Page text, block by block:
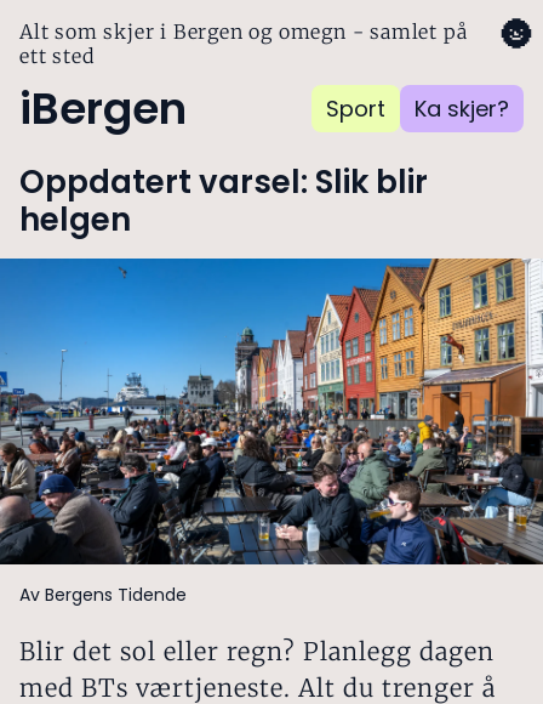
Alt som skjer i Bergen og omegn - samlet på
ett sted
iBergen Sport Ka skjer?
🌚
Oppdatert varsel: Slik blir
helgen
Av Bergens Tidende
Blir det sol eller regn? Planlegg dagen
med BTs værtjeneste. Alt du trenger å